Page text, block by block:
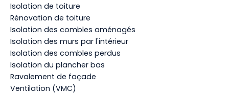
Isolation de toiture
Rénovation de toiture
Isolation des combles aménagés
Isolation des murs par l'intérieur
Isolation des combles perdus
Isolation du plancher bas
Ravalement de façade
Ventilation (VMC)